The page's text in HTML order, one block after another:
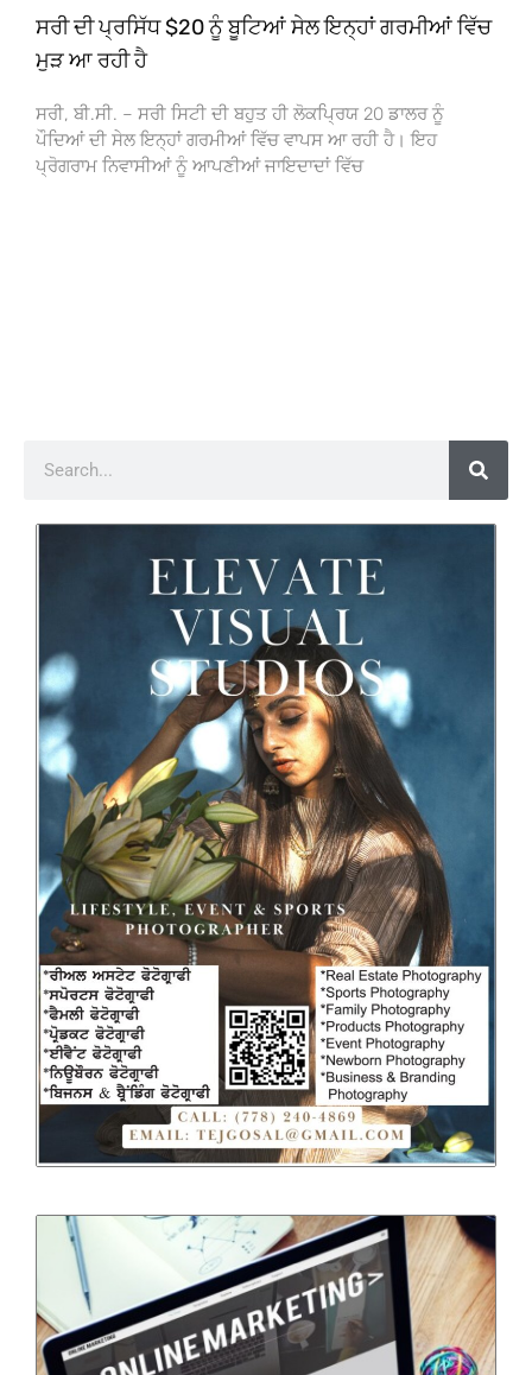
ਸਰੀ ਦੀ ਪ੍ਰਸਿੱਧ $20 ਨੂੰ ਬੂਟਿਆਂ ਸੇਲ ਇਨ੍ਹਾਂ ਗਰਮੀਆਂ ਵਿੱਚ
ਮੁੜ ਆ ਰਹੀ ਹੈ
ਸਰੀ, ਬੀ.ਸੀ. – ਸਰੀ ਸਿਟੀ ਦੀ ਬਹੁਤ ਹੀ ਲੋਕਪ੍ਰਿਯ 20 ਡਾਲਰ ਨੂੰ
ਪੌਦਿਆਂ ਦੀ ਸੇਲ ਇਨ੍ਹਾਂ ਗਰਮੀਆਂ ਵਿੱਚ ਵਾਪਸ ਆ ਰਹੀ ਹੈ। ਇਹ
ਪ੍ਰੋਗਰਾਮ ਨਿਵਾਸੀਆਂ ਨੂੰ ਆਪਣੀਆਂ ਜਾਇਦਾਦਾਂ ਵਿੱਚ